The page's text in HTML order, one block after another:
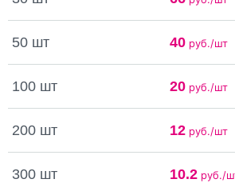
50 шт 40руб./шт
100 шт 20руб./шт
200 шт 12руб./шт
300 шт 10.2руб./